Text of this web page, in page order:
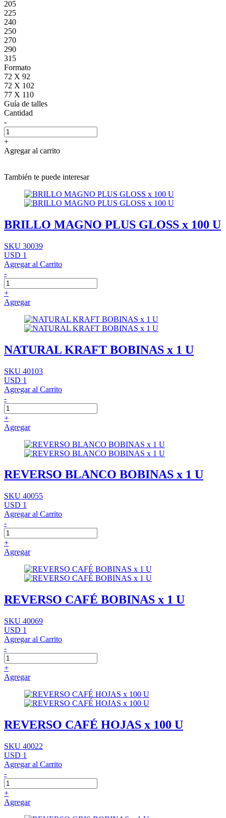
205
225
240
250
270
290
315
Formato
72 X 92
72 X 102
77 X 110
Guía de talles
Cantidad
-
+
Agregar al carrito
También te puede interesar
BRILLO MAGNO PLUS GLOSS x 100 U
SKU 30039
USD 1
Agregar al Carrito
-
+
Agregar
NATURAL KRAFT BOBINAS x 1 U
SKU 40103
USD 1
Agregar al Carrito
-
+
Agregar
REVERSO BLANCO BOBINAS x 1 U
SKU 40055
USD 1
Agregar al Carrito
-
+
Agregar
REVERSO CAFÉ BOBINAS x 1 U
SKU 40069
USD 1
Agregar al Carrito
-
+
Agregar
REVERSO CAFÉ HOJAS x 100 U
SKU 40022
USD 1
Agregar al Carrito
-
+
Agregar